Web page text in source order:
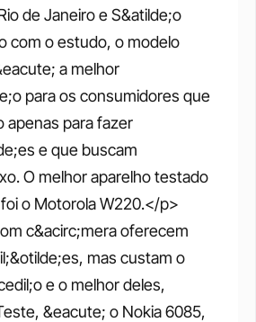
de Janeiro e S&atilde;o
com o estudo, o modelo
a melhor
para os consumidores que
apenas para fazer
e que buscam
O melhor aparelho testado
o Motorola W220.</p>
c&acirc;mera oferecem
mas custam o
e o melhor deles,
&eacute; o Nokia 6085,